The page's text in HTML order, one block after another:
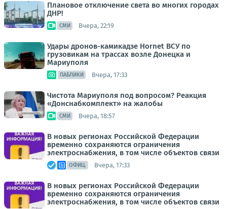
Плановое отключение света во многих городах
ДНР!
СМИ Вчера, 22:19
Удары дронов-камикадзе Hornet ВСУ по
грузовикам на трассах возле Донецка и
Мариуполя
ПАБЛИКИ Вчера, 17:33
Чистота Мариуполя под вопросом? Реакция
«Донснабкомплект» на жалобы
СМИ Вчера, 18:57
В новых регионах Российской Федерации
временно сохраняются ограничения
электроснабжения, в том числе объектов связи
ОФИЦ. Вчера, 17:33
В новых регионах Российской Федерации
временно сохраняются ограничения
электроснабжения, в том числе объектов связи